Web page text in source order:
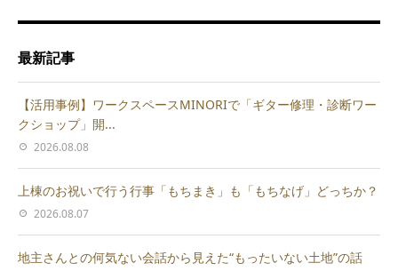
最新記事
【活用事例】ワークスペースMINORIで「ギター修理・診断ワー
クショップ」開...
2026.08.08
上棟のお祝いで行う行事「もちまき」も「もちなげ」どっちか？
2026.08.07
地主さんとの何気ない会話から見えた“もったいない土地”の話